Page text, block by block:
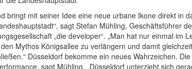
bringt mit seiner Idee eine neue urbane Ikone direkt in
sagt Stefan Mühling, Geschäftsführer
„die developer“. „Man hat nur einmal im
Mythos Königsallee zu verlängern und damit
Düsseldorf bekomme ein neues Wahrzeichen.
sagt Mühling. „Düsseldorf unterzieht sich